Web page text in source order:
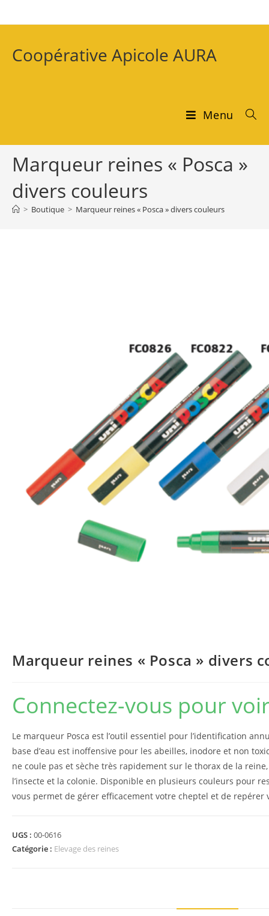
Coopérative Apicole AURA
Menu
Marqueur reines « Posca »
divers couleurs
> Boutique > Marqueur reines « Posca » divers couleurs
Marqueur reines « Posca » divers
Connectez-vous pour
Le marqueur Posca est l’outil essentiel pour l’identification
base d’eau est inoffensive pour les abeilles, inodore et non
ne coule pas et sèche très rapidement sur le thorax de la
l’insecte et la colonie. Disponible en plusieurs couleurs pour
vous permet de gérer efficacement votre cheptel et de repérer
UGS : 00-0616
Catégorie : Elevage des reines